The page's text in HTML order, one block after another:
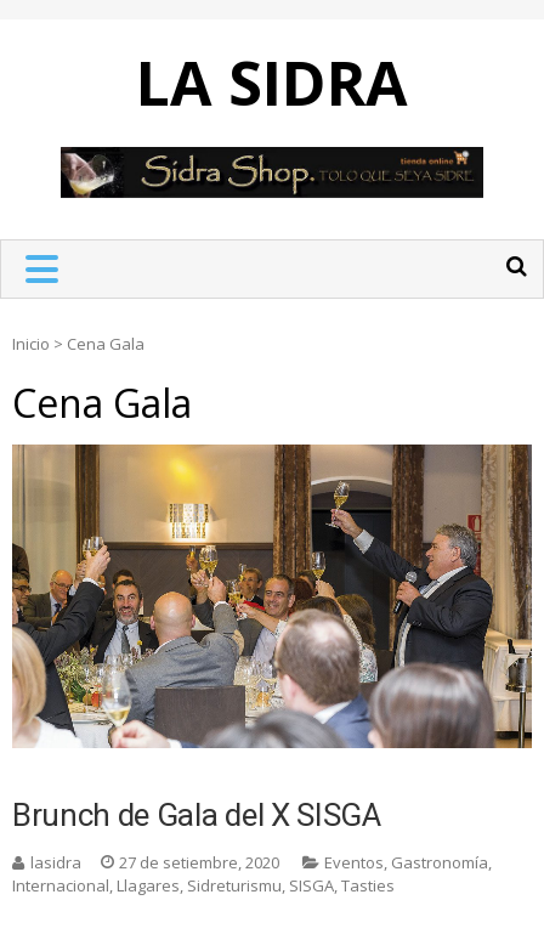
LA SIDRA
Inicio > Cena Gala
Cena Gala
Brunch de Gala del X SISGA
lasidra 27 de setiembre, 2020 Eventos, Gastronomía,
Internacional, Llagares, Sidreturismu, SISGA,Tasties